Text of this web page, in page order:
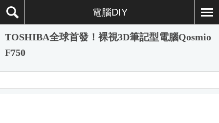
電腦DIY
TOSHIBA全球首發！裸視3D筆記型電腦Qosmio
F750